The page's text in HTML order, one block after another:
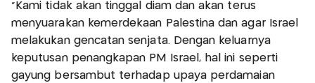
"Kami tidak akan tinggal diam dan akan terus
menyuarakan kemerdekaan Palestina dan agar Israel
melakukan gencatan senjata. Dengan keluarnya
keputusan penangkapan PM Israel, hal ini seperti
gayung bersambut terhadap upaya perdamaian